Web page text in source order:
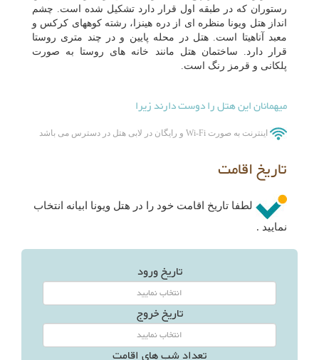
رستوران که در طبقه اول قرار دارد تشکیل شده است. چشم
انداز هتل ویونا منظره ای از دره هینزا، رشته کوههای کرکس و
معبد آناهیتا است. هتل در محله پایین و در چند متری روستا
قرار دارد. ساختمان هتل مانند خانه های روستا به صورت
پلکانی و قرمز رنگ است.
میهمانان این هتل را دوست دارند زیرا
اینترنت به صورت Wi-Fi و رایگان در لابی هتل در دسترس می باشد
تاریخ اقامت
لطفا تاریخ اقامت خود را در هتل ویونا ابیانه انتخاب
نمایید .
تاریخ ورود
تاریخ خروج